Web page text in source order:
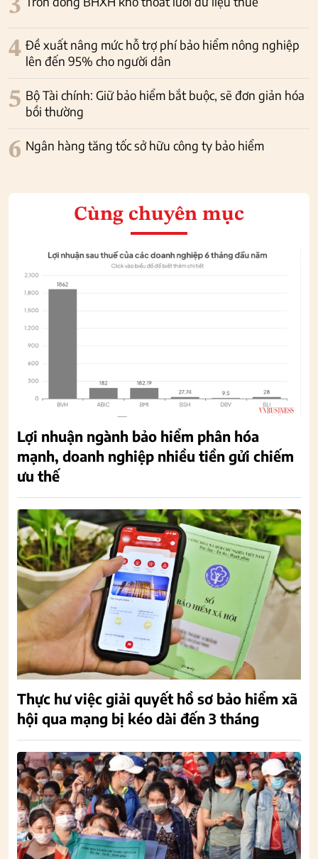
3
4 Đề xuất nâng mức hỗ trợ phí bảo hiểm nông nghiệp
lên đến 95% cho người dân
5 Bộ Tài chính: Giữ bảo hiểm bắt buộc, sẽ đơn giản hóa
bồi thường
6 Ngân hàng tăng tốc sở hữu công ty bảo hiểm
Cùng chuyên mục
Lợi nhuận ngành bảo hiểm phân hóa
mạnh, doanh nghiệp nhiều tiền gửi chiếm
ưu thế
Thực hư việc giải quyết hồ sơ bảo hiểm xã
hội qua mạng bị kéo dài đến 3 tháng